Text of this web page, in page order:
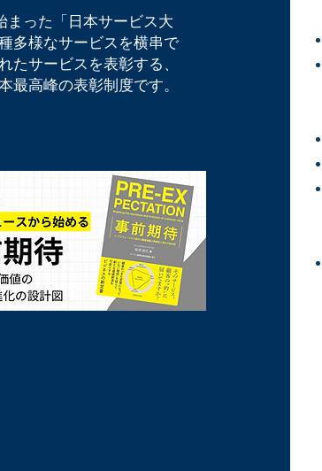
まった「日本サービス大
多様なサービスを横串で
たサービスを表彰する、
最高峰の表彰制度です。